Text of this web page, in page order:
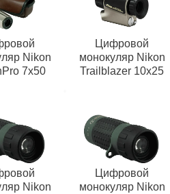
Nikon
7x50
Цифровой
монокуляр Nikon
Trailblazer 10x25
Nikon
Цифровой
монокуляр Nikon